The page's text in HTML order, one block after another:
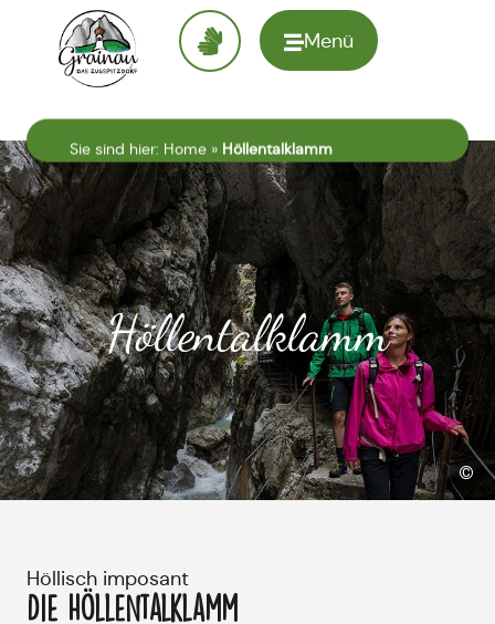
Menü
Zur
Sie sind hier: Home » Höllentalklamm
©
Höllentalklamm
Höllisch imposant
Die Höllentalklamm